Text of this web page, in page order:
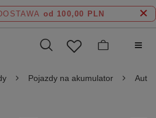
od 100,00 PLN
Pojazdy na akumulator Auta